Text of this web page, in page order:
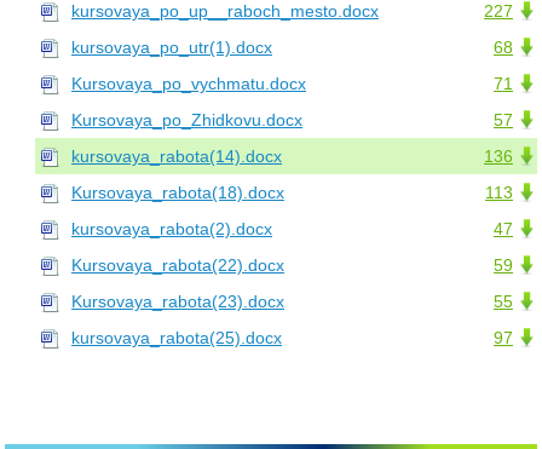
227
kursovaya_po_up__raboch_mesto.docx
68
kursovaya_po_utr(1).docx
71
Kursovaya_po_vychmatu.docx
57
Kursovaya_po_Zhidkovu.docx
136
kursovaya_rabota(14).docx
113
Kursovaya_rabota(18).docx
47
kursovaya_rabota(2).docx
59
Kursovaya_rabota(22).docx
55
Kursovaya_rabota(23).docx
97
kursovaya_rabota(25).docx